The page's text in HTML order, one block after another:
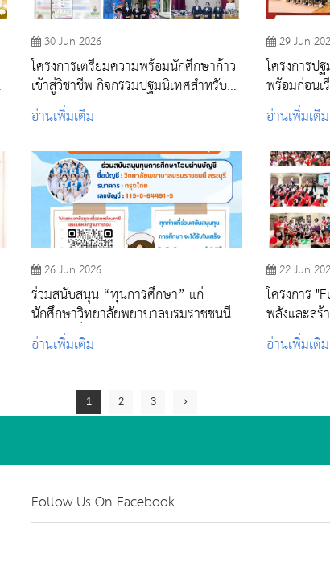
30 Jun 2026
โครงการเตรียมความพร้อมนักศึกษาก้าว
เข้าสู่วิชาชีพ กิจกรรมปฐมนิเทศสำหรับ
นักศึกษาใหม่ ประจำปีการศึกษา 2569
อ่านเพิ่มเติม
29 Jun
โครงการป
พร้อมก่อน
อ่านเพิ่มเติม
26 Jun 2026
ร่วมสนับสนุน “ทุนการศึกษา” แก่
นักศึกษาวิทยาลัยพยาบาลบรมราชชนนี
สระบุรี เนื่องในโอกาสวันไหว้ครู ปีการ
ศึกษา 2569
อ่านเพิ่มเติม
22 Jun
โครงการ
พลังและสร้
อ่านเพิ่มเติม
1 2 3
Follow Us On Facebook